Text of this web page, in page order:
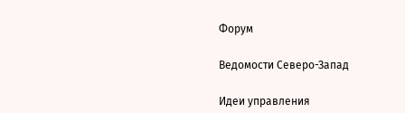
Форум
Ведомости Северо-Запад
Идеи управления